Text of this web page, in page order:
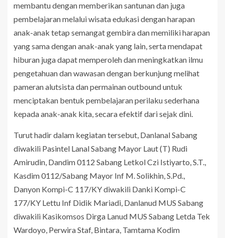
membantu dengan memberikan santunan dan juga
pembelajaran melalui wisata edukasi dengan harapan
anak-anak tetap semangat gembira dan memiliki harapan
yang sama dengan anak-anak yang lain, serta mendapat
hiburan juga dapat memperoleh dan meningkatkan ilmu
pengetahuan dan wawasan dengan berkunjung melihat
pameran alutsista dan permainan outbound untuk
menciptakan bentuk pembelajaran perilaku sederhana
kepada anak-anak kita, secara efektif dari sejak dini.
Turut hadir dalam kegiatan tersebut, Danlanal Sabang
diwakili Pasintel Lanal Sabang Mayor Laut (T) Rudi
Amirudin, Dandim 0112 Sabang Letkol Czi Istiyarto, S.T.,
Kasdim 0112/Sabang Mayor Inf M. Solikhin, S.Pd.,
Danyon Kompi-C 117/KY diwakili Danki Kompi-C
177/KY Lettu Inf Didik Mariadi, Danlanud MUS Sabang
diwakili Kasikomsos Dirga Lanud MUS Sabang Letda Tek
Wardoyo, Perwira Staf, Bintara, Tamtama Kodim